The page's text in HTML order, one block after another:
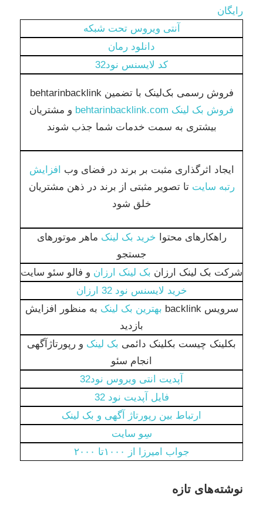
رایگان
آنتی ویروس تحت شبکه
دانلود رمان
کد لایسنس نود32
فروش رسمی بک‌لینک با تضمین behtarinbacklink
فروش بک لینک behtarinbacklink.com
و مشتریان
بیشتری به سمت خدمات شما جذب شوند
ایجاد اثرگذاری مثبت بر برند در فضای وب
افزایش
رتبه سایت تا تصویر مثبتی از برند در ذهن مشتریان
خلق شود
راهکارهای محتوا خرید بک لینک ماهر موتورهای
جستجو
شرکت بک لینک ارزان بک لینک ارزان و فالو سئو سایت
خرید لایسنس نود 32 ارزان
سرویس backlink
بهترین بک لینک به منظور افزایش
بازدید
بکلینک چیست بکلینک دائمی بک لینک و رپورتاژآگهی
انجام سئو
آپدیت انتی ویروس نود32
فایل آپدیت نود 32
ارتباط بین رپورتاژ آگهی و بک لینک
سِو سایت
جواب امیرزا از ۱۰۰۰تا ۲۰۰۰
نوشته‌های تازه